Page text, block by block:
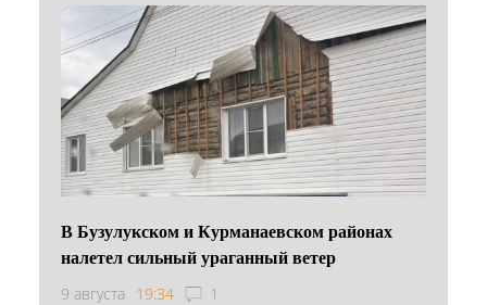
В Бузулукском и Курманаевском районах
налетел сильный ураганный ветер
9 августа 19:34 1